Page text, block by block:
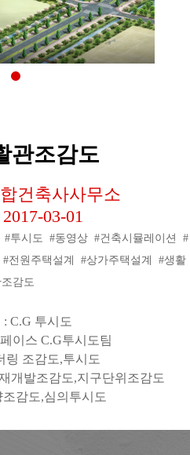
관조감도
건축사사무소
03-01
투시도 #동영상 #건축시뮬레이션 #
전원주택설계 #상가주택설계 #생활
감도
: C.G 투시도
이스 C.G투시도팀
링 조감도,투시도
개발조감도,지구단위조감도
조감도,심의투시도